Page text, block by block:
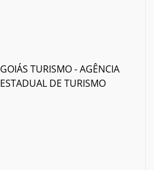
GOIÁS TURISMO - AGÊNCIA
ESTADUAL DE TURISMO